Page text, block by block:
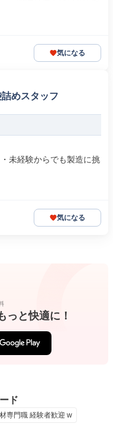
気になる
めスタッフ
未経験からでも製造に挑
気になる
っと快適に！
ド
専門職 経験者歓迎 w